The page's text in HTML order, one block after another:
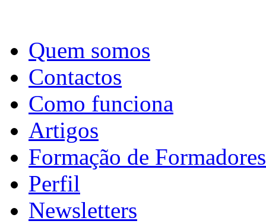
Quem somos
Contactos
Como funciona
Artigos
Formação de Formadores
Perfil
Newsletters